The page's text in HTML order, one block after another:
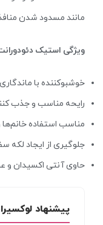
مانند مسدود شدن
ویژگی استیک دئودورانت
خوشبوکننده با ماندگاری
رایحه مناسب و جذب
مناسب استفاده خانم‌ها
جلوگیری از ایجاد لکه
حاوی آنتی اکسیدان و
پیشنهاد